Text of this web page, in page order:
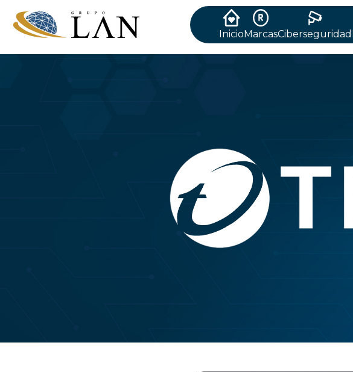
Inicio MarcasCiberseguridad